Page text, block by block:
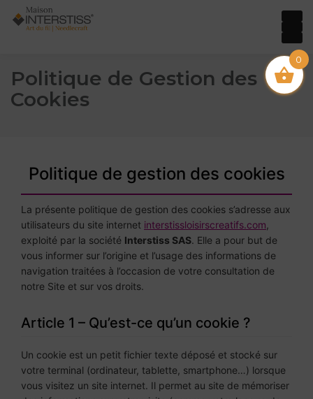
Politique de Gestion des
Cookies
Politique de gestion des cookies
La présente politique de gestion des cookies s’adresse aux
utilisateurs du site internet interstissloisirscreatifs.com
exploité par la société Interstiss SAS. Elle a pour but de
vous informer sur l’origine et l’usage des informations de
navigation traitées à l’occasion de votre consultation de
notre Site et sur vos droits.
Article 1 – Qu’est-ce qu’un cookie ?
Un cookie est un petit fichier texte déposé et stocké sur
votre terminal (ordinateur, tablette, smartphone…) lorsque
vous visitez un site internet. Il permet au site de mémoriser
0